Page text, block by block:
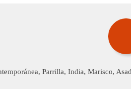
Parrilla, India, Marisco,